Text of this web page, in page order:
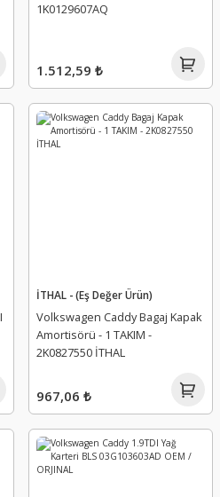
1K0129607AQ
1.512,59 ₺
İTHAL - (Eş Değer Ürün)
Volkswagen Caddy Bagaj Kapak
Amortisörü - 1 TAKIM -
2K0827550 İTHAL
967,06 ₺